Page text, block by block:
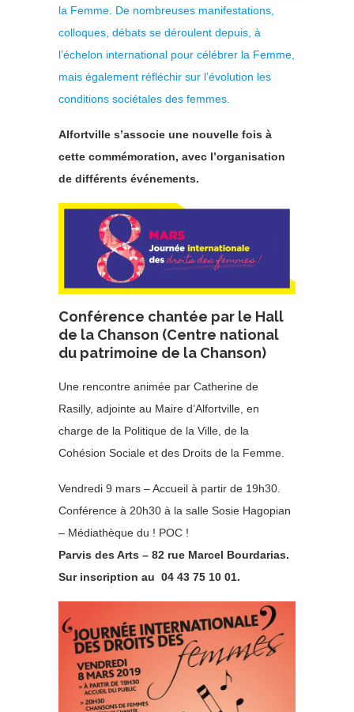
la Femme. De nombreuses manifestations,
colloques, débats se déroulent depuis, à
l’échelon international pour célébrer la Femme,
mais également réfléchir sur l’évolution les
conditions sociétales des femmes.
Alfortville s’associe une nouvelle fois à
cette commémoration, avec l’organisation
de différents événements.
Conférence chantée par le Hall
de la Chanson (Centre national
du patrimoine de la Chanson)
Une rencontre animée par Catherine de
Rasilly, adjointe au Maire d’Alfortville, en
charge de la Politique de la Ville, de la
Cohésion Sociale et des Droits de la Femme.
Vendredi 9 mars – Accueil à partir de 19h30.
Conférence à 20h30 à la salle Sosie Hagopian
– Médiathèque du ! POC !
Parvis des Arts – 82 rue Marcel Bourdarias.
Sur inscription au 04 43 75 10 01.